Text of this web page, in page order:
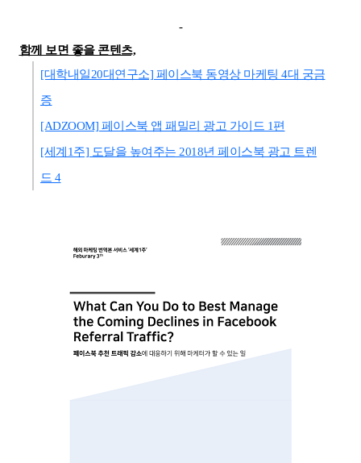
-
함께 보면 좋을 콘텐츠,
[대학내일20대연구소] 페이스북 동영상 마케팅 4대 궁금
증
[ADZOOM] 페이스북 앱 패밀리 광고 가이드 1편
[세계1주] 도달을 높여주는 2018년 페이스북 광고 트렌
드 4